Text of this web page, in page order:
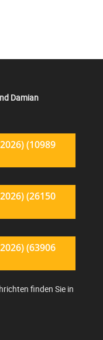
Damian
(10989
(26150
(63906
finden Sie in